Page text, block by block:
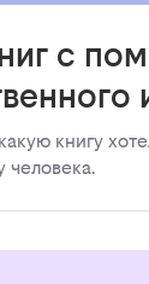
с
книгу
человека.